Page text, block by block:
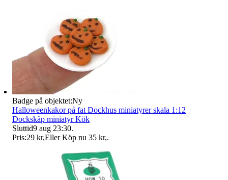
Badge på objektet:Ny
Halloweenkakor på fat Dockhus miniatyrer skala 1:12
Dockskåp miniatyr Kök
Sluttid9 aug 23:30.
Pris:29 kr,Eller Köp nu 35 kr,.